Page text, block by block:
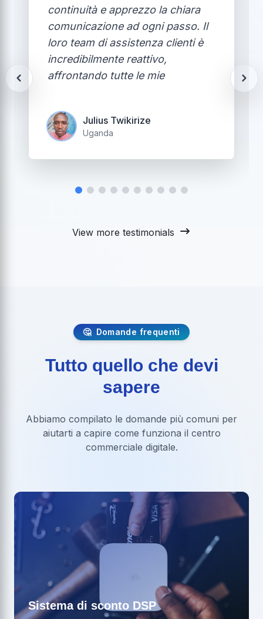
continuità e apprezzo la chiara
comunicazione ad ogni passo. Il
loro team di assistenza clienti è
incredibilmente reattivo,
affrontando tutte le mie
pazienza che hanno superato le
mie aspettative. È raro trovare
un servizio così affidabile e
consiglio vivamente a chiunque
con il centro commerciale
Julius Twikirize
Uganda
View more testimonials
🤔 Domande frequenti
Tutto quello che devi
sapere
Abbiamo compilato le domande più comuni per
aiutarti a capire come funziona il centro
commerciale digitale.
Sistema di sconto DSP